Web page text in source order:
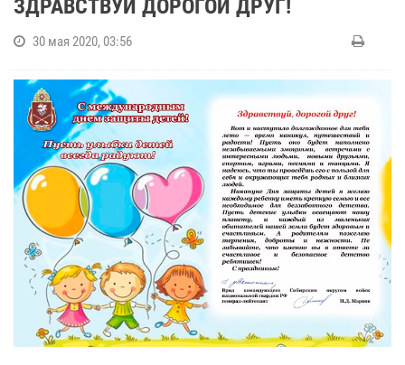
ЗДРАВСТВУЙ ДОРОГОЙ ДРУГ!
30 мая 2020, 03:56